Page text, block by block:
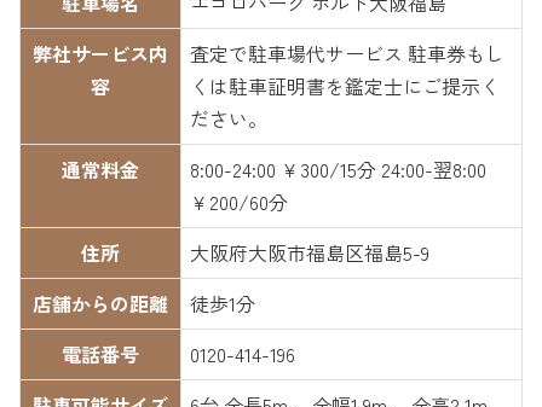
弊社サービス内
容
査定で駐車場代サービス 駐車券もし
くは駐車証明書を鑑定士にご提示く
ださい。
通常料金
8:00-24:00 ￥300/15分 24:00-翌8:00
￥200/60分
住所
大阪府大阪市福島区福島5-9
店舗からの距離
徒歩1分
電話番号
0120-414-196